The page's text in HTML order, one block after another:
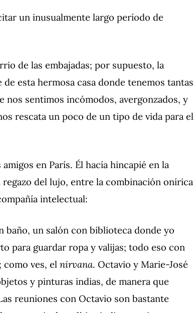
un inusualmente largo período de
de las embajadas; por supuesto, la
esta hermosa casa donde tenemos tantas
sentimos incómodos, avergonzados, y
rescata un poco de un tipo de vida para el
en París. Él hacía hincapié en la
del lujo, entre la combinación onírica
intelectual:
baño, un salón con biblioteca donde yo
para guardar ropa y valijas; todo eso con
como ves, el nirvana. Octavio y Marie-José
y pinturas indias, de manera que
reuniones con Octavio son bastante